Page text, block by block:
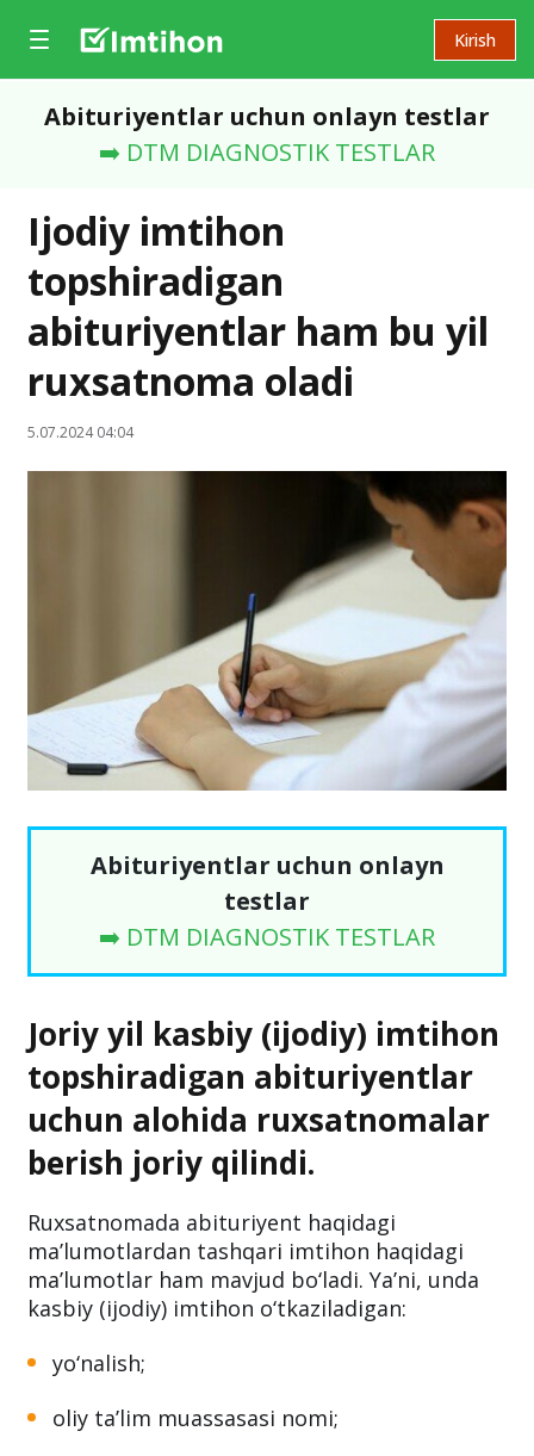
Kirish
Abituriyentlar uchun onlayn testlar
➡️ DTM DIAGNOSTIK TESTLAR
Ijodiy imtihon
topshiradigan
abituriyentlar ham bu yil
ruxsatnoma oladi
5.07.2024 04:04
Abituriyentlar uchun onlayn
testlar
➡️ DTM DIAGNOSTIK TESTLAR
Joriy yil kasbiy (ijodiy) imtihon
topshiradigan abituriyentlar
uchun alohida ruxsatnomalar
berish joriy qilindi.
Ruxsatnomada abituriyent haqidagi
ma’lumotlardan tashqari imtihon haqidagi
ma’lumotlar ham mavjud bo‘ladi. Ya’ni, unda
kasbiy (ijodiy) imtihon o‘tkaziladigan:
yo‘nalish;
oliy ta’lim muassasasi nomi;